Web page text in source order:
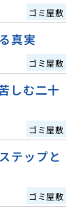
ゴミ屋敷
真実
ゴミ屋敷
しむ二十
ゴミ屋敷
テップと
ゴミ屋敷